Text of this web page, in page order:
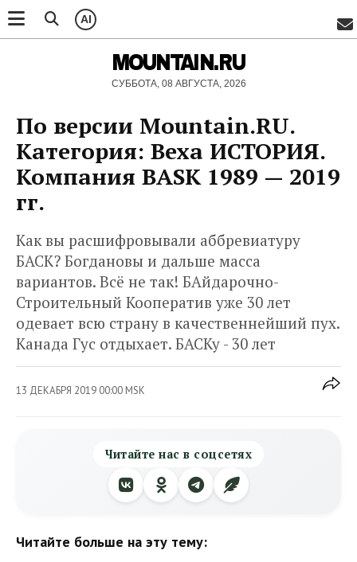
AI
MOUNTAIN.RU
СУББОТА, 08 АВГУСТА, 2026
По версии Mountain.RU.
Категория: Веха ИСТОРИЯ.
Компания BASK 1989 — 2019
гг.
Как вы расшифровывали аббревиатуру
БАСК? Богдановы и дальше масса
вариантов. Всё не так! БАйдарочно-
Строительный Кооператив уже 30 лет
одевает всю страну в качественнейший пух.
Канада Гус отдыхает. БАСКу - 30 лет
13 ДЕКАБРЯ 2019 00:00 MSK
Читайте нас в соцсетях
Читайте больше на эту тему: